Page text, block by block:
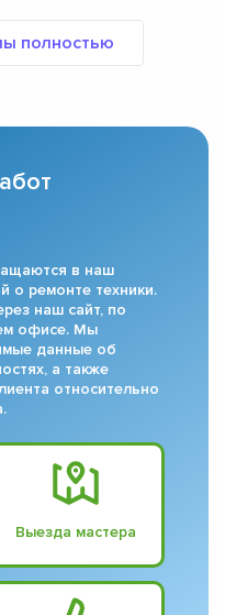
в наш
о ремонте техники.
наш сайт, по
офисе. Мы
данные об
а также
относительно
Выезда мастера